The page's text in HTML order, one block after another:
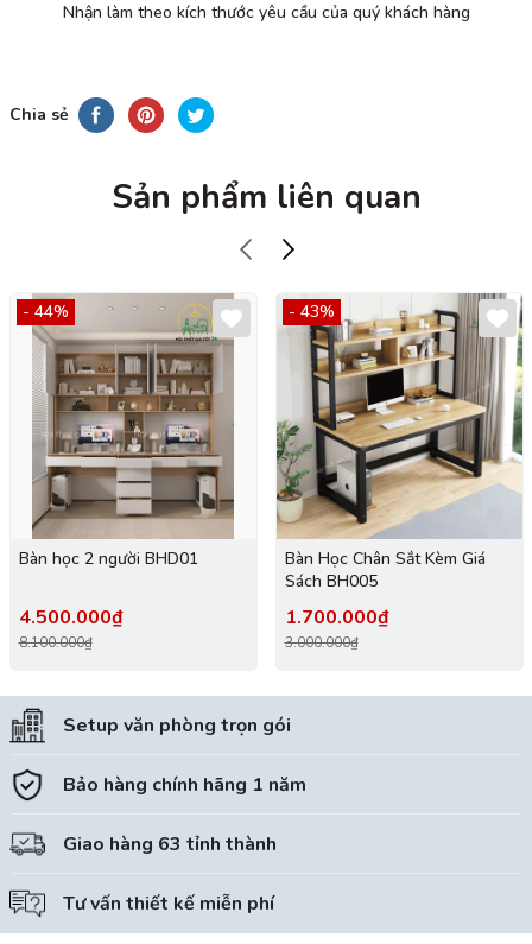
Nhận làm theo kích thước yêu cầu của quý khách hàng
Chia sẻ
Sản phẩm liên quan
- 44%
Bàn học 2 người BHD01
4.500.000₫
8.100.000₫
- 43%
Bàn Học Chân Sắt Kèm Giá
Sách BH005
1.700.000₫
3.000.000₫
Setup văn phòng trọn gói
Bảo hàng chính hãng 1 năm
Giao hàng 63 tỉnh thành
Tư vấn thiết kế miễn phí